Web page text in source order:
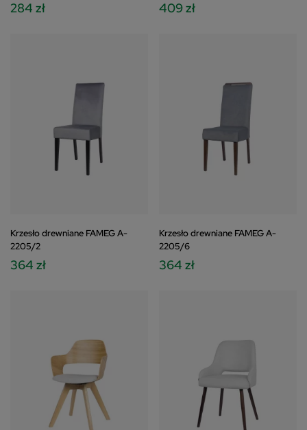
284 zł 409 zł
Krzesło drewniane FAMEG A-
2205/2
364 zł
Krzesło drewniane FAMEG A-
2205/6
364 zł